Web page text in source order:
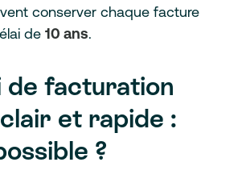
conserver chaque facture
de 10 ans.
de facturation
et rapide :
?